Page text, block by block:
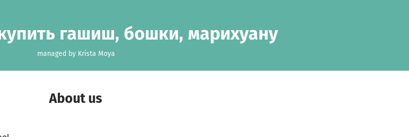
гашиш, бошки, марихуану
managed by Krista Moya
About us